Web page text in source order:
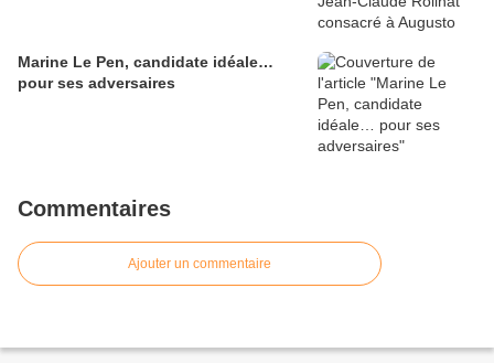
Marine Le Pen, candidate idéale…
pour ses adversaires
Commentaires
Ajouter un commentaire